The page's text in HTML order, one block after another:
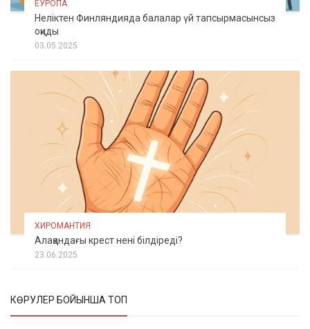
ЕУРОПА
Неліктен Финляндияда балалар үй тапсырмасынсыз
оқиды
03.05.2025
ХИРОМАНТИЯ
Алақандағы крест нені білдіреді?
23.06.2025
КӨРУЛЕР БОЙЫНША ТОП